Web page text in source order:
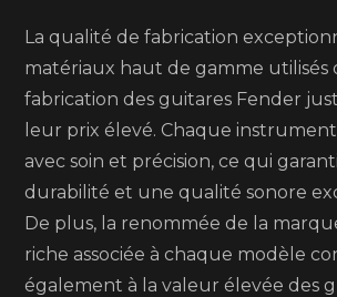
La qualité de fabrication
matériaux haut de gamme utilisés
fabrication des guitares Fender
leur prix élevé. Chaque
avec soin et précision, ce qui
durabilité et une qualité sonore
De plus, la renommée de la
riche associée à chaque modèle
également à la valeur élevée des